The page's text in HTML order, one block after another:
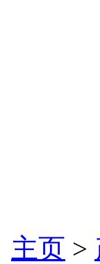
主页 >